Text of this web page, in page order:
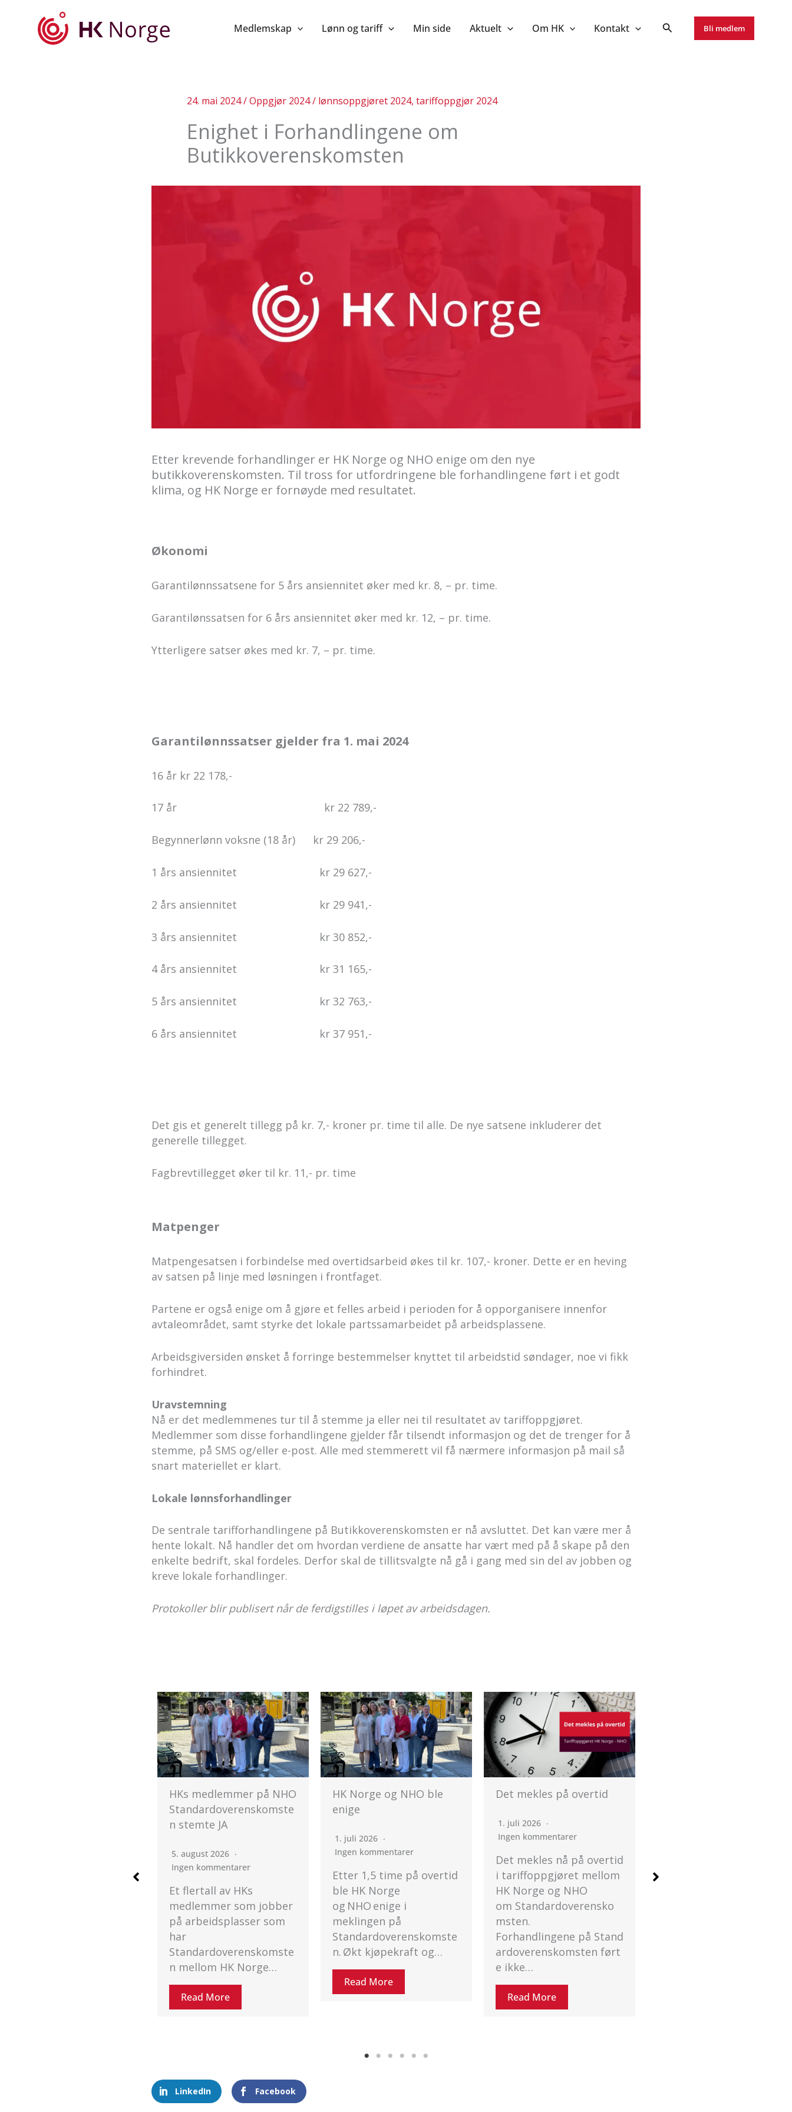
Medlemskap Lønn og tariff Min side Aktuelt Om HK Kontakt Bli medlem
24. mai 2024/Oppgjør 2024/ lønnsoppgjøret 2024, tariffoppgjør 2024
Enighet i Forhandlingene om
Butikkoverenskomsten
Etter krevende forhandlinger er HK Norge og NHO enige om den nye
butikkoverenskomsten. Til tross for utfordringene ble forhandlingene ført i et godt
klima, og HK Norge er fornøyde med resultatet.
Økonomi
Garantilønnssatsene for 5 års ansiennitet øker med kr. 8, – pr. time.
Garantilønssatsen for 6 års ansiennitet øker med kr. 12, – pr. time.
Ytterligere satser økes med kr. 7, – pr. time.
Garantilønnssatser gjelder fra 1. mai 2024
16 år kr 22 178,-
17 år kr 22 789,-
Begynnerlønn voksne (18 år) kr 29 206,-
1 års ansiennitet kr 29 627,-
2 års ansiennitet kr 29 941,-
3 års ansiennitet kr 30 852,-
4 års ansiennitet kr 31 165,-
5 års ansiennitet kr 32 763,-
6 års ansiennitet kr 37 951,-
Det gis et generelt tillegg på kr. 7,- kroner pr. time til alle. De nye satsene inkluderer det
generelle tillegget.
Fagbrevtillegget øker til kr. 11,- pr. time
Matpenger
Matpengesatsen i forbindelse med overtidsarbeid økes til kr. 107,- kroner. Dette er en heving
av satsen på linje med løsningen i frontfaget.
Partene er også enige om å gjøre et felles arbeid i perioden for å opporganisere innenfor
avtaleområdet, samt styrke det lokale partssamarbeidet på arbeidsplassene.
Arbeidsgiversiden ønsket å forringe bestemmelser knyttet til arbeidstid søndager, noe vi fikk
forhindret.
Uravstemning
Nå er det medlemmenes tur til å stemme ja eller nei til resultatet av tariffoppgjøret.
Medlemmer som disse forhandlingene gjelder får tilsendt informasjon og det de trenger for å
stemme, på SMS og/eller e-post. Alle med stemmerett vil få nærmere informasjon på mail så
snart materiellet er klart.
Lokale lønnsforhandlinger
De sentrale tarifforhandlingene på Butikkoverenskomsten er nå avsluttet. Det kan være mer å
hente lokalt. Nå handler det om hvordan verdiene de ansatte har vært med på å skape på den
enkelte bedrift, skal fordeles. Derfor skal de tillitsvalgte nå gå i gang med sin del av jobben og
kreve lokale forhandlinger.
Protokoller blir publisert når de ferdigstilles i løpet av arbeidsdagen.
HK Norge og NHO ble
enige
Ingen kommentarer
Etter 1,5 time på overtid
ble HK Norge
og NHO enige i
meklingen på
Standardoverenskomste
n. Økt kjøpekraft og…
Read More
Det mekles på overtid
Ingen kommentarer
Det mekles nå på overtid
i tariffoppgjøret mellom
HK Norge og NHO
om Standardoverensko
msten.
Forhandlingene på Stand
ardoverenskomsten ført
e ikke…
Read More
Meklingen på NHO
n er i gang!
30. juni 2026
Ingen kommentarer
Meklingen mellom HK
Norge og NHO startet i
dag, 30. juni kl. 10.00.
Fristen for…
Read More
LinkedIn Facebook